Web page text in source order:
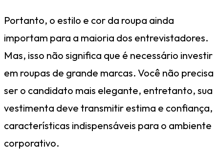
Portanto, o estilo e cor da roupa ainda
importam para a maioria dos entrevistadores.
Mas, isso não significa que é necessário investir
em roupas de grande marcas. Você não precisa
ser o candidato mais elegante, entretanto, sua
vestimenta deve transmitir estima e confiança,
características indispensáveis para o ambiente
corporativo.